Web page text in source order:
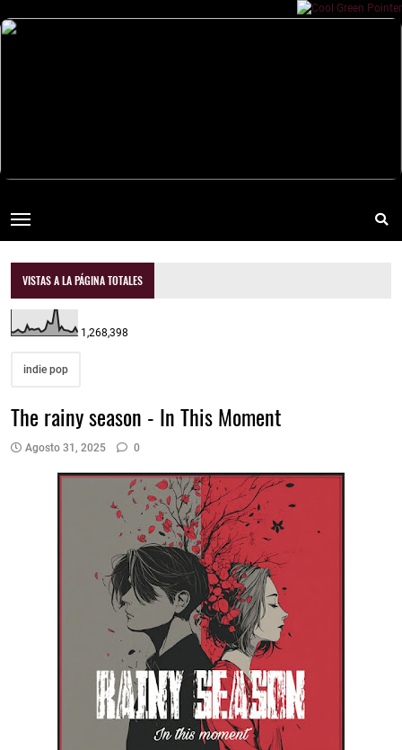
VISTAS A LA PÁGINA TOTALES
1,268,398
indie pop
The rainy season - In This Moment
Agosto 31, 2025 0